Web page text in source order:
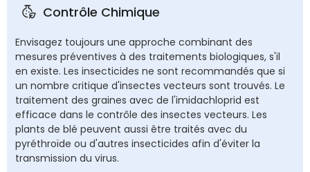
Contrôle Chimique
Envisagez toujours une approche combinant des
mesures préventives à des traitements biologiques, s'il
en existe. Les insecticides ne sont recommandés que si
un nombre critique d'insectes vecteurs sont trouvés. Le
traitement des graines avec de l'imidachloprid est
efficace dans le contrôle des insectes vecteurs. Les
plants de blé peuvent aussi être traités avec du
pyréthroïde ou d'autres insecticides afin d'éviter la
transmission du virus.